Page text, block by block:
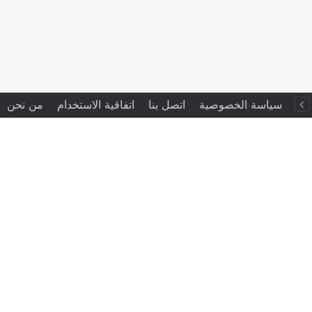
سياسة الخصوصية اتصل بنا اتفاقية الاستخدام من نحن